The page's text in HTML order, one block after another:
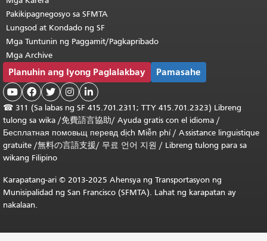
Pakikipagnegosyo sa SFMTA
Lungsod at Kondado ng SF
Mga Tuntunin ng Paggamit/Pagkapribado
Mga Archive
Planuhin ang Iyong Paglalakbay Pamasahe
    
☎ 311 (Sa labas ng SF 415.701.2311; TTY 415.701.2323) Libreng
tulong sa wika /免費語言協助/ Ayuda gratis con el idioma /
Бесплатная помовьщ перевд dịch Miễn phí/ Assistance linguistique
gratuite /無料の言語支援/ 무료 언어 지원 / Libreng tulong para sa
wikang Filipino
Karapatang-ari © 2013-2025 Ahensya ng Transportasyon ng
Munisipalidad ng San Francisco (SFMTA). Lahat ng karapatan ay
nakalaan.